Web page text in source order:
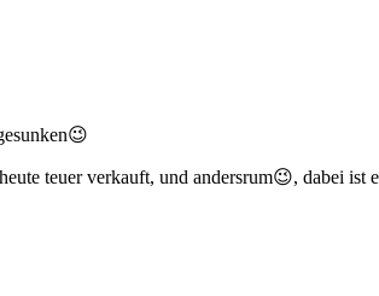
teuer verkauft, und andersrum😉, dabei ist